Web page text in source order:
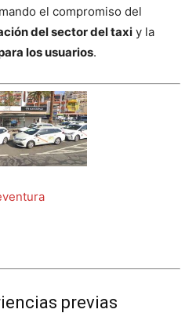
el compromiso del
del sector del taxi y la
los usuarios.
previas